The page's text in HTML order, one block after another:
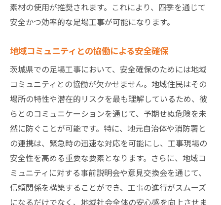
素材の使用が推奨されます。これにより、四季を通じて
安全かつ効率的な足場工事が可能になります。
地域コミュニティとの協働による安全確保
茨城県での足場工事において、安全確保のためには地域
コミュニティとの協働が欠かせません。地域住民はその
場所の特性や潜在的リスクを最も理解しているため、彼
らとのコミュニケーションを通じて、予期せぬ危険を未
然に防ぐことが可能です。特に、地元自治体や消防署と
の連携は、緊急時の迅速な対応を可能にし、工事現場の
安全性を高める重要な要素となります。さらに、地域コ
ミュニティに対する事前説明会や意見交換会を通じて、
信頼関係を構築することができ、工事の進行がスムーズ
になるだけでなく、地域社会全体の安心感を向上させま